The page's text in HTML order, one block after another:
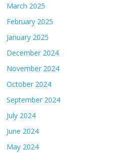
March 2025
February 2025
January 2025
December 2024
November 2024
October 2024
September 2024
July 2024
June 2024
May 2024